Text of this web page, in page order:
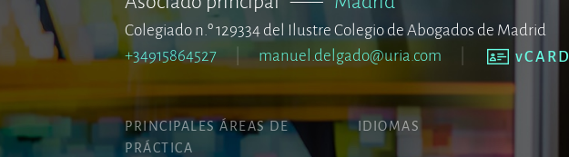
Colegiado n.º 129334 del Ilustre Colegio de Abogados de Madrid
+34915864527
manuel.delgado@uria.com vCARD
PRINCIPALES ÁREAS DE
PRÁCTICA
IDIOMAS